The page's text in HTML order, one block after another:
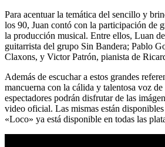
Para acentuar la temática del sencillo y
los 90, Juan contó con la participación de
la producción musical. Entre ellos, Luan
guitarrista del grupo Sin Bandera; Pablo
Claxons, y Victor Patrón, pianista de
Además de escuchar a estos grandes
mancuerna con la cálida y talentosa voz
espectadores podrán disfrutar de las
video oficial. Las mismas están
«Loco» ya está disponible en todas las